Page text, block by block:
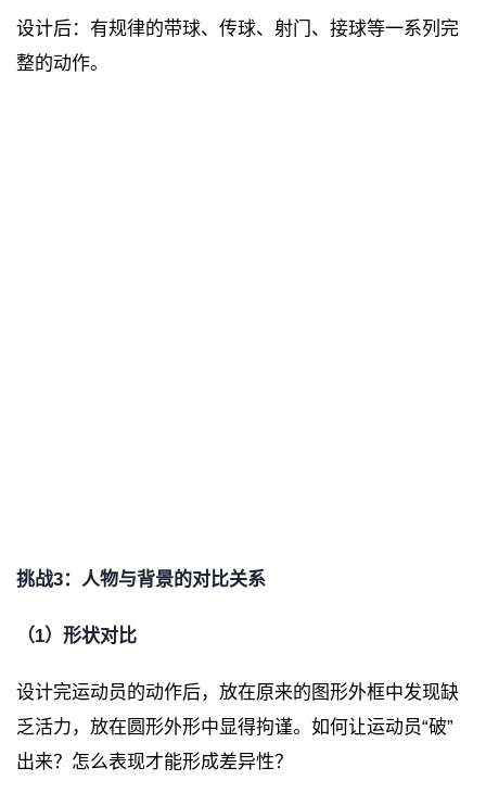
设计后：有规律的带球、传球、射门、接球等一系列完
整的动作。
挑战3：人物与背景的对比关系
（1）形状对比
设计完运动员的动作后，放在原来的图形外框中发现缺
乏活力，放在圆形外形中显得拘谨。如何让运动员“破”
出来？怎么表现才能形成差异性？